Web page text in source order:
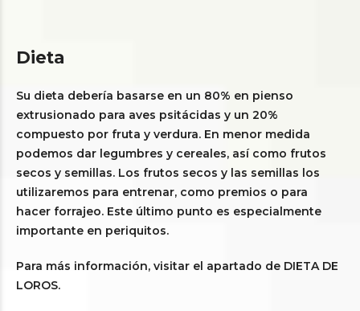
Dieta
Su dieta debería basarse en un 80% en pienso
extrusionado para aves psitácidas y un 20%
compuesto por fruta y verdura. En menor medida
podemos dar legumbres y cereales, así como frutos
secos y semillas. Los frutos secos y las semillas los
utilizaremos para entrenar, como premios o para
hacer forrajeo. Este último punto es especialmente
importante en periquitos.
Para más información, visitar el apartado de DIETA DE
LOROS.